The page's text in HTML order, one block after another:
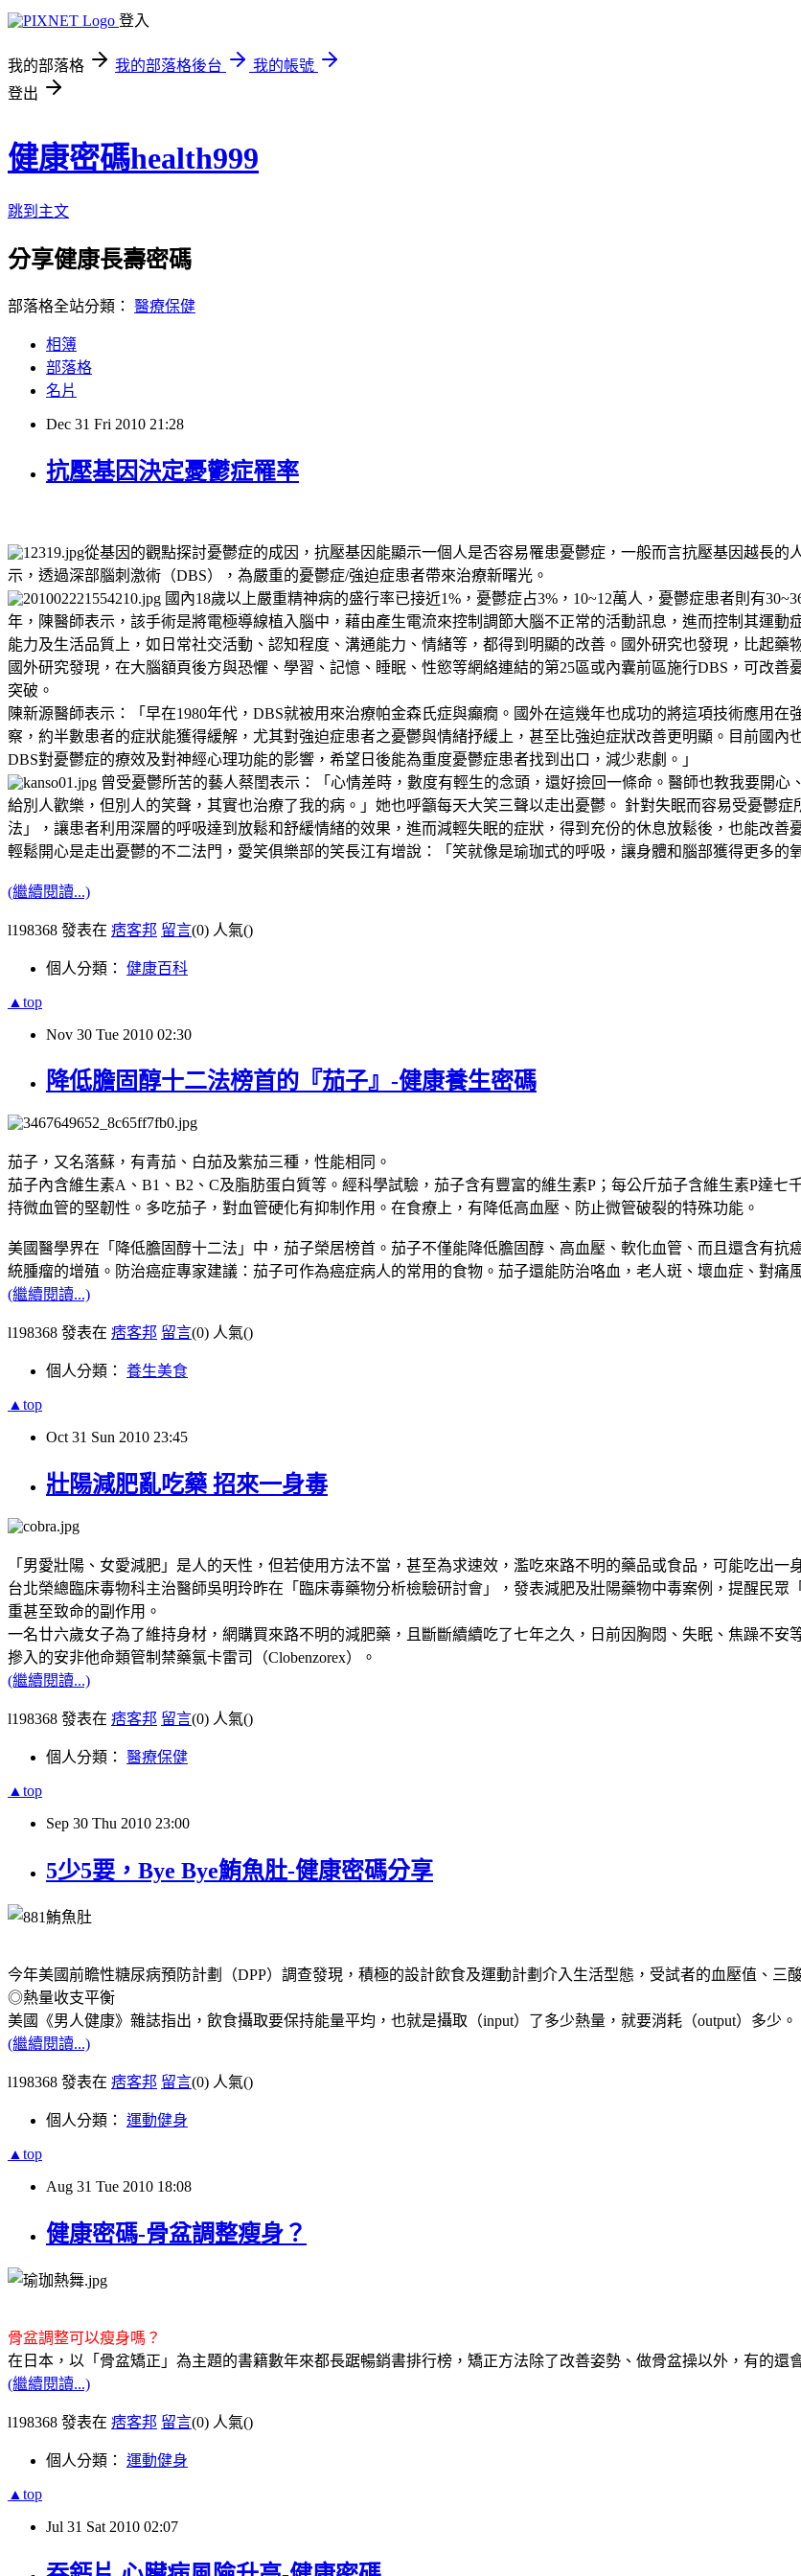
登入
我的部落格 我的部落格後台
我的帳號
登出
健康密碼health999
跳到主文
分享健康長壽密碼
部落格全站分類： 醫療保健
相簿
部落格
名片
Dec 31 Fri 2010 21:28
抗壓基因決定憂鬱症罹率
從基因的觀點探討憂鬱症的成因，抗壓基因能顯示一個人是否容易罹患憂鬱症，一般而言抗壓基因越長
示，透過深部腦刺激術（DBS），為嚴重的憂鬱症/強迫症患者帶來治療新曙光。
國內18歲以上嚴重精神病的盛行率已接近1%，憂鬱症占3%，10~12萬人，憂鬱症患者則有
年，陳醫師表示，該手術是將電極導線植入腦中，藉由產生電流來控制調節大腦不正常的活動訊息，進而控制其運
能力及生活品質上，如日常社交活動、認知程度、溝通能力、情緒等，都得到明顯的改善。國外研究也發現，比起藥
國外研究發現，在大腦額頁後方與恐懼、學習、記憶、睡眠、性慾等網絡連結的第25區或內囊前區施行DBS，可改
突破。
陳新源醫師表示：「早在1980年代，DBS就被用來治療帕金森氏症與癲癇。國外在這幾年也成功的將這項技術應用
察，約半數患者的症狀能獲得緩解，尤其對強迫症患者之憂鬱與情緒抒緩上，甚至比強迫症狀改善更明顯。目前國
DBS對憂鬱症的療效及對神經心理功能的影響，希望日後能為重度憂鬱症患者找到出口，減少悲劇。」
曾受憂鬱所苦的藝人蔡閨表示：「心情差時，數度有輕生的念頭，還好撿回一條命。醫師也教我要開
給別人歡樂，但別人的笑聲，其實也治療了我的病。」她也呼籲每天大笑三聲以走出憂鬱。 針對失眠而容易受憂鬱
法」，讓患者利用深層的呼吸達到放鬆和舒緩情緒的效果，進而減輕失眠的症狀，得到充份的休息放鬆後，也能改善
輕鬆開心是走出憂鬱的不二法門，愛笑俱樂部的笑長江有增說：「笑就像是瑜珈式的呼吸，讓身體和腦部獲得更多的
(繼續閱讀...)
l198368 發表在 痞客邦 留言(0) 人氣()
個人分類： 健康百科
▲top
Nov 30 Tue 2010 02:30
降低膽固醇十二法榜首的『茄子』-健康養生密碼
茄子，又名落蘇，有青茄、白茄及紫茄三種，性能相同。
茄子內含維生素A、B1、B2、C及脂肪蛋白質等。經科學試驗，茄子含有豐富的維生素P；每公斤茄子含維生素P達
持微血管的堅韌性。多吃茄子，對血管硬化有抑制作用。在食療上，有降低高血壓、防止微管破裂的特殊功能。
美國醫學界在「降低膽固醇十二法」中，茄子榮居榜首。茄子不僅能降低膽固醇、高血壓、軟化血管、而且還含有
統腫瘤的增殖。防治癌症專家建議：茄子可作為癌症病人的常用的食物。茄子還能防治咯血，老人斑、壞血症、對痛
(繼續閱讀...)
l198368 發表在 痞客邦 留言(0) 人氣()
個人分類： 養生美食
▲top
Oct 31 Sun 2010 23:45
壯陽減肥亂吃藥 招來一身毒
「男愛壯陽、女愛減肥」是人的天性，但若使用方法不當，甚至為求速效，濫吃來路不明的藥品或食品，可能吃出一
台北榮總臨床毒物科主治醫師吳明玲昨在「臨床毒藥物分析檢驗研討會」，發表減肥及壯陽藥物中毒案例，提醒民
重甚至致命的副作用。
一名廿六歲女子為了維持身材，網購買來路不明的減肥藥，且斷斷續續吃了七年之久，日前因胸悶、失眠、焦躁不
摻入的安非他命類管制禁藥氯卡雷司（Clobenzorex）。
(繼續閱讀...)
l198368 發表在 痞客邦 留言(0) 人氣()
個人分類： 醫療保健
▲top
Sep 30 Thu 2010 23:00
5少5要，Bye Bye鮪魚肚-健康密碼分享
今年美國前瞻性糖尿病預防計劃（DPP）調查發現，積極的設計飲食及運動計劃介入生活型態，受試者的血壓值、三
◎熱量收支平衡
美國《男人健康》雜誌指出，飲食攝取要保持能量平均，也就是攝取（input）了多少熱量，就要消耗（output）多少。
(繼續閱讀...)
l198368 發表在 痞客邦 留言(0) 人氣()
個人分類： 運動健身
▲top
Aug 31 Tue 2010 18:08
健康密碼-骨盆調整瘦身？
骨盆調整可以瘦身嗎？
在日本，以「骨盆矯正」為主題的書籍數年來都長踞暢銷書排行榜，矯正方法除了改善姿勢、做骨盆操以外，有的還
(繼續閱讀...)
l198368 發表在 痞客邦 留言(0) 人氣()
個人分類： 運動健身
▲top
Jul 31 Sat 2010 02:07